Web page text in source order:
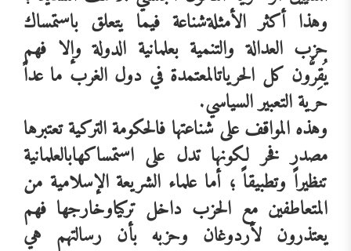
وهذا أكثر الأمثلةشناعة فيما يتعلق باستمساك
حزب العدالة والتنمية بعلمانية الدولة وإلا فهم
يُقِرُّون كل الحرياتالمعتمدة في دول الغرب ما عداً
حريةالتعبيرالسياسي.
وهذهالمواقفعلىشناعتهافالحكومةالتركيةتعتبرها
مصدر فخر لكونها تدل على استمساكهابالعلمانية
تنظيراً وتطبيقاً ؛ أما علماء الشريعةالإسلامية من
المتعاطفين مع الحزب داخل تركياوخارجها فهم
يعتذرون لأردوغان وحزبه بأن رسالتهم هي